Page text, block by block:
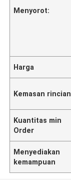
Menyorot:
Harga
Kemasan rincian
Kuantitas min
Order
Menyediakan
kemampuan